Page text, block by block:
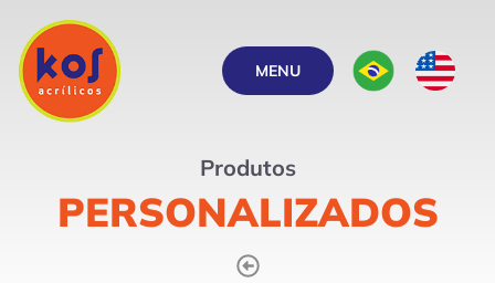
MENU
Produtos
PERSONALIZADOS